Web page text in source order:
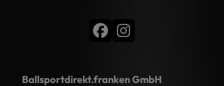
Ballsportdirekt.franken GmbH